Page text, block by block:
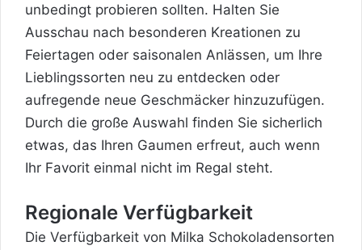
unbedingt probieren sollten. Halten Sie
Ausschau nach besonderen Kreationen zu
Feiertagen oder saisonalen Anlässen, um Ihre
Lieblingssorten neu zu entdecken oder
aufregende neue Geschmäcker hinzuzufügen.
Durch die große Auswahl finden Sie sicherlich
etwas, das Ihren Gaumen erfreut, auch wenn
Ihr Favorit einmal nicht im Regal steht.
Regionale Verfügbarkeit
Die Verfügbarkeit von Milka Schokoladensorten